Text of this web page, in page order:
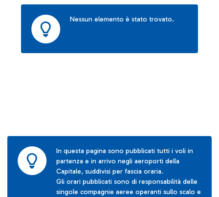
Nessun elemento è stato trovato.
In questa pagina sono pubblicati tutti i voli in
partenza e in arrivo negli aeroporti della
Capitale, suddivisi per fascia oraria.
Gli orari pubblicati sono di responsabilità delle
singole compagnie aeree operanti sullo scalo e